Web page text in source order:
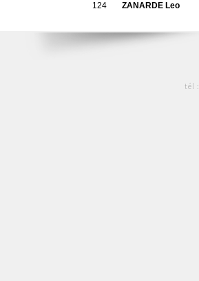
124
ZANARDE Leo
tél :